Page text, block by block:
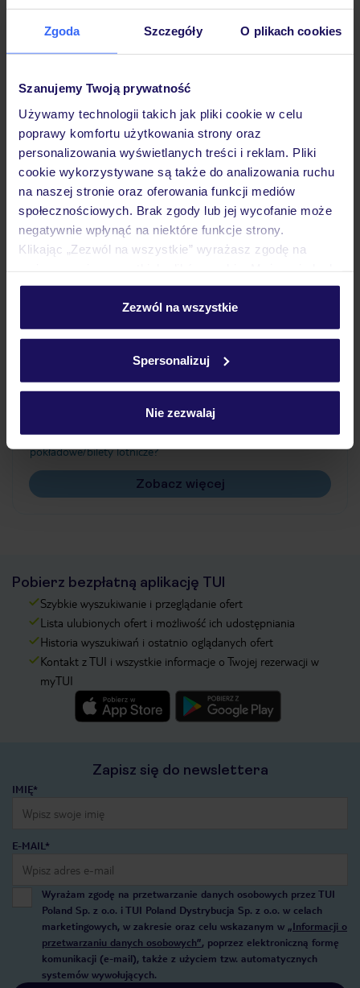
Zgoda Szczegóły O plikach cookies
Szanujemy Twoją prywatność
Używamy technologii takich jak pliki cookie w celu
poprawy komfortu użytkowania strony oraz
personalizowania wyświetlanych treści i reklam. Pliki
cookie wykorzystywane są także do analizowania ruchu
na naszej stronie oraz oferowania funkcji mediów
społecznościowych. Brak zgody lub jej wycofanie może
negatywnie wpłynąć na niektóre funkcje strony.
Klikając „Zezwól na wszystkie” wyrażasz zgodę na
personalizować swój wybór wchodząc w zakładkę
Szczegółowe informacje o plikach cookie znajdziesz
Zezwól na wszystkie
Spersonalizuj
Nie zezwalaj
Pokoje
Wyżywienie
Atrakcje
Ważne informacje
Czy w Hotelu będzie przedstawiciel TUI?
Na jakiej podstawie i gdzie otrzymam karty
pokładowe/bilety lotnicze?
Zobacz więcej
Pobierz bezpłatną aplikację TUI
Szybkie wyszukiwanie i przeglądanie ofert
Lista ulubionych ofert i możliwość ich udostępniania
Historia wyszukiwań i ostatnio oglądanych ofert
Kontakt z TUI i wszystkie informacje o Twojej rezerwacji w
myTUI
Zapisz się do newslettera
IMIĘ*
E-MAIL*
Wyrażam zgodę na przetwarzanie danych osobowych przez TUI
Poland Sp. z o.o. i TUI Poland Dystrybucja Sp. z o.o. w celach
marketingowych, w zakresie oraz celu wskazanym w „Informacji o
przetwarzaniu danych osobowych”, poprzez elektroniczną formę
komunikacji (e-mail), także z użyciem tzw. automatycznych
systemów wywołujących.